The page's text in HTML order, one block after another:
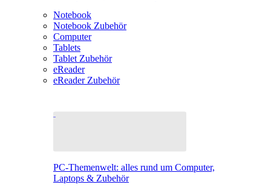
Notebook
Notebook Zubehör
Computer
Tablets
Tablet Zubehör
eReader
eReader Zubehör
PC-Themenwelt: alles rund um Computer,
Laptops & Zubehör